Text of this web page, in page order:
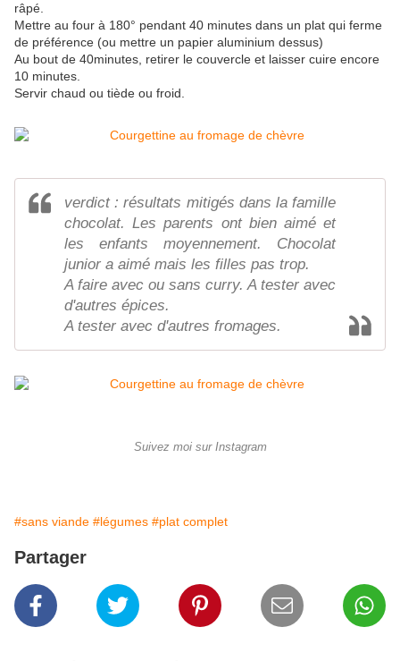
râpé.
Mettre au four à 180° pendant 40 minutes dans un plat qui ferme
de préférence (ou mettre un papier aluminium dessus)
Au bout de 40minutes, retirer le couvercle et laisser cuire encore
10 minutes.
Servir chaud ou tiède ou froid.
verdict : résultats mitigés dans la famille
chocolat. Les parents ont bien aimé et
les enfants moyennement. Chocolat
junior a aimé mais les filles pas trop.
A faire avec ou sans curry. A tester avec
d'autres épices.
A tester avec d'autres fromages.
Suivez moi sur Instagram
#sans viande #légumes #plat complet
Partager